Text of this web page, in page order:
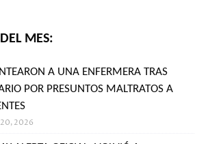
MES:
A UNA ENFERMERA TRAS
POR PRESUNTOS MALTRATOS A
2026